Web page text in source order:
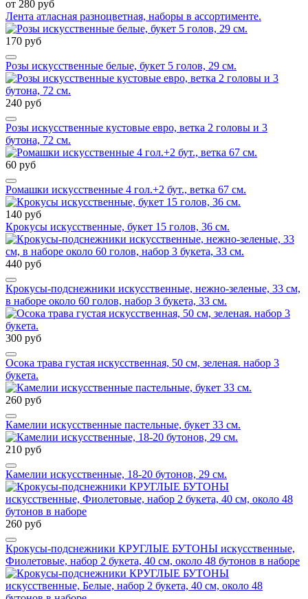
от 280 руб
Лента атласная разноцветная, наборы в ассортименте.
170 руб
Розы искусственные белые, букет 5 голов, 29 см.
240 руб
Розы искусственные кустовые евро, ветка 2 головы и 3
бутона, 72 см.
60 руб
Ромашки искусственные 4 гол.+2 бут., ветка 67 см.
140 руб
Крокусы искусственные, букет 15 голов, 36 см.
440 руб
Крокусы-подснежники искусственные, нежно-зеленые, 33 см,
в наборе около 60 голов, набор 3 букета, 33 см.
300 руб
Осока трава густая искусственная, 50 см, зеленая. набор 3
букета.
260 руб
Камелии искусственные пастельные, букет 33 см.
210 руб
Камелии искусственные, 18-20 бутонов, 29 см.
260 руб
Крокусы-подснежники КРУГЛЫЕ БУТОНЫ искусственные,
Фиолетовые, набор 2 букета, 40 см, около 48 бутонов в наборе